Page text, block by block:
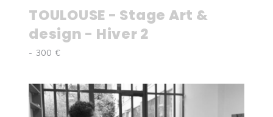
TOULOUSE - Stage Art &
design - Hiver 2
- 300 €